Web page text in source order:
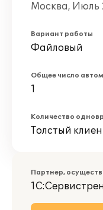
Москва, Июль
Вариант работы
Файловый
Общее число
1
Количество
Толстый
Партнер,